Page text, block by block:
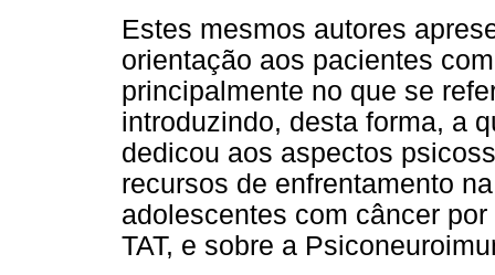
Estes mesmos autores
orientação aos pacientes
principalmente no que se
introduzindo, desta forma, a
dedicou aos aspectos
recursos de enfrentamento
adolescentes com câncer
TAT, e sobre a